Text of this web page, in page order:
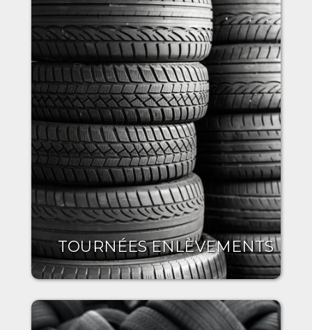
TOURNÉES ENLÈVEMENTS